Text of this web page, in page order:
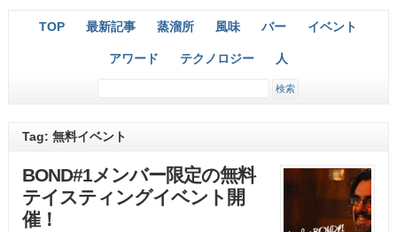
TOP 最新記事 蒸溜所 風味 バー イベント
アワード テクノロジー 人
Tag: 無料イベント
BOND#1メンバー限定の無料
テイスティングイベント開
催！